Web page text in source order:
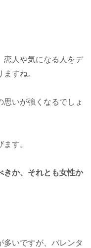
恋人や気になる人をデ
すね。
いが強くなるでしょ
す。
きか、それとも女性か
いですが、バレンタ